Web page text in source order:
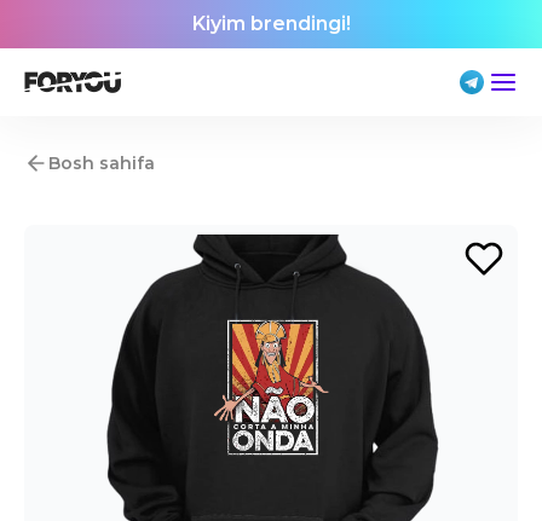
Kiyim brendingi!
Bosh sahifa